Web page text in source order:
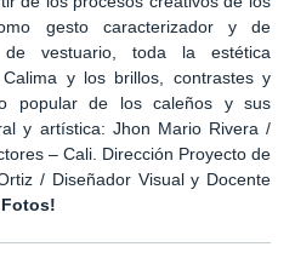
gesto caracterizador y de
de vestuario, toda la estética
y los brillos, contrastes y
popular de los caleños y sus
y artística: Jhon Mario Rivera /
– Cali. Dirección Proyecto de
/ Diseñador Visual y Docente
Fotos!